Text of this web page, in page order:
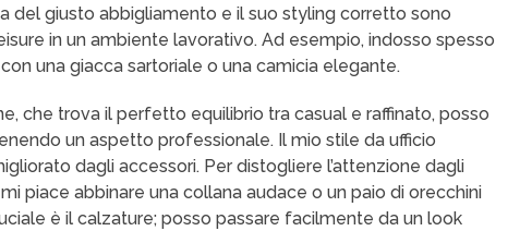
del giusto abbigliamento e il suo styling corretto sono
in un ambiente lavorativo. Ad esempio, indosso spesso
una giacca sartoriale o una camicia elegante.
che trova il perfetto equilibrio tra casual e raffinato, posso
un aspetto professionale. Il mio stile da ufficio
dagli accessori. Per distogliere l’attenzione dagli
piace abbinare una collana audace o un paio di orecchini
è il calzature; posso passare facilmente da un look